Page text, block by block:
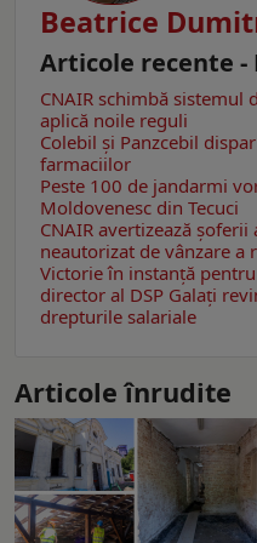
Beatrice
Articole recente
CNAIR schimbă sistemul
aplică noile reguli
Colebil și Panzcebil
farmaciilor
Peste 100 de jandarmi
Moldovenesc din Tecuci
CNAIR avertizează
neautorizat de vânzare a
Victorie în instanță
director al DSP Galați
drepturile salariale
Articole înrudite